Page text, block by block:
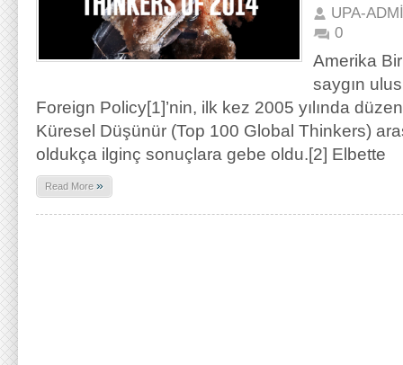
UPA-
0
Amerika
saygın
Foreign Policy[1]’nin, ilk kez 2005 yılında
Küresel Düşünür (Top 100 Global Thinkers)
oldukça ilginç sonuçlara gebe oldu.[2] Elbette
Read More »